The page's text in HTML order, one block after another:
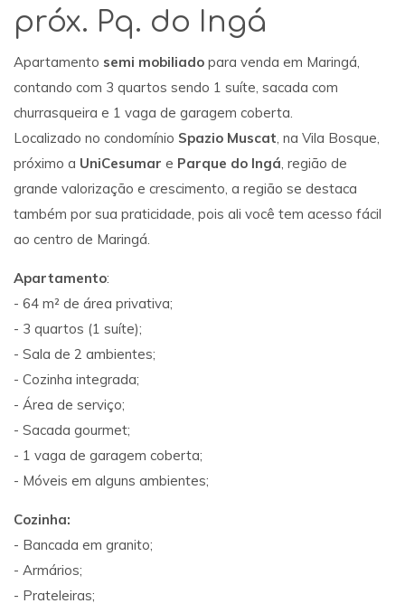
próx. Pq. do Ingá
Apartamento semi mobiliado para venda em Maringá,
contando com 3 quartos sendo 1 suíte, sacada com
churrasqueira e 1 vaga de garagem coberta.
Localizado no condomínio Spazio Muscat , na Vila Bosque,
próximo a UniCesumar e Parque do Ingá , região de
grande valorização e crescimento, a região se destaca
também por sua praticidade, pois ali você tem acesso fácil
ao centro de Maringá.
Apartamento:
- 64 m² de área privativa;
- 3 quartos (1 suíte);
- Sala de 2 ambientes;
- Cozinha integrada;
- Área de serviço;
- Sacada gourmet;
- 1 vaga de garagem coberta;
- Móveis em alguns ambientes;
Cozinha:
- Bancada em granito;
- Armários;
- Prateleiras;